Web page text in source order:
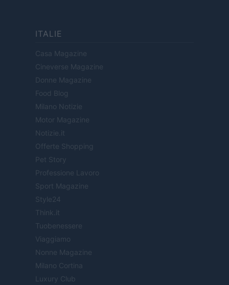
ITALIE
Casa Magazine
Cineverse Magazine
Donne Magazine
Food Blog
Milano Notizie
Motor Magazine
Notizie.it
Offerte Shopping
Pet Story
Professione Lavoro
Sport Magazine
Style24
Think.it
Tuobenessere
Viaggiamo
Nonne Magazine
Milano Cortina
Luxury Club